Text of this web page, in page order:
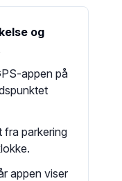
og
appen på
fra parkering
appen viser